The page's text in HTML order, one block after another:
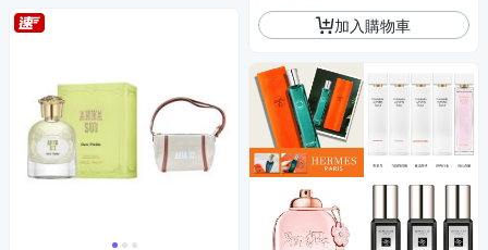
加入購物車